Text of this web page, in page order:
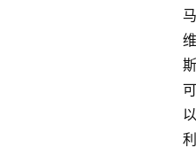
马
维
斯
可
以
利